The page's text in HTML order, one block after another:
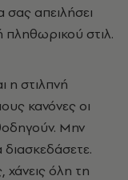
σας απειλήσει
πληθωρικού στιλ.
η στιλπνή
κανόνες οι
Μην
διασκεδάσετε.
χάνεις όλη τη